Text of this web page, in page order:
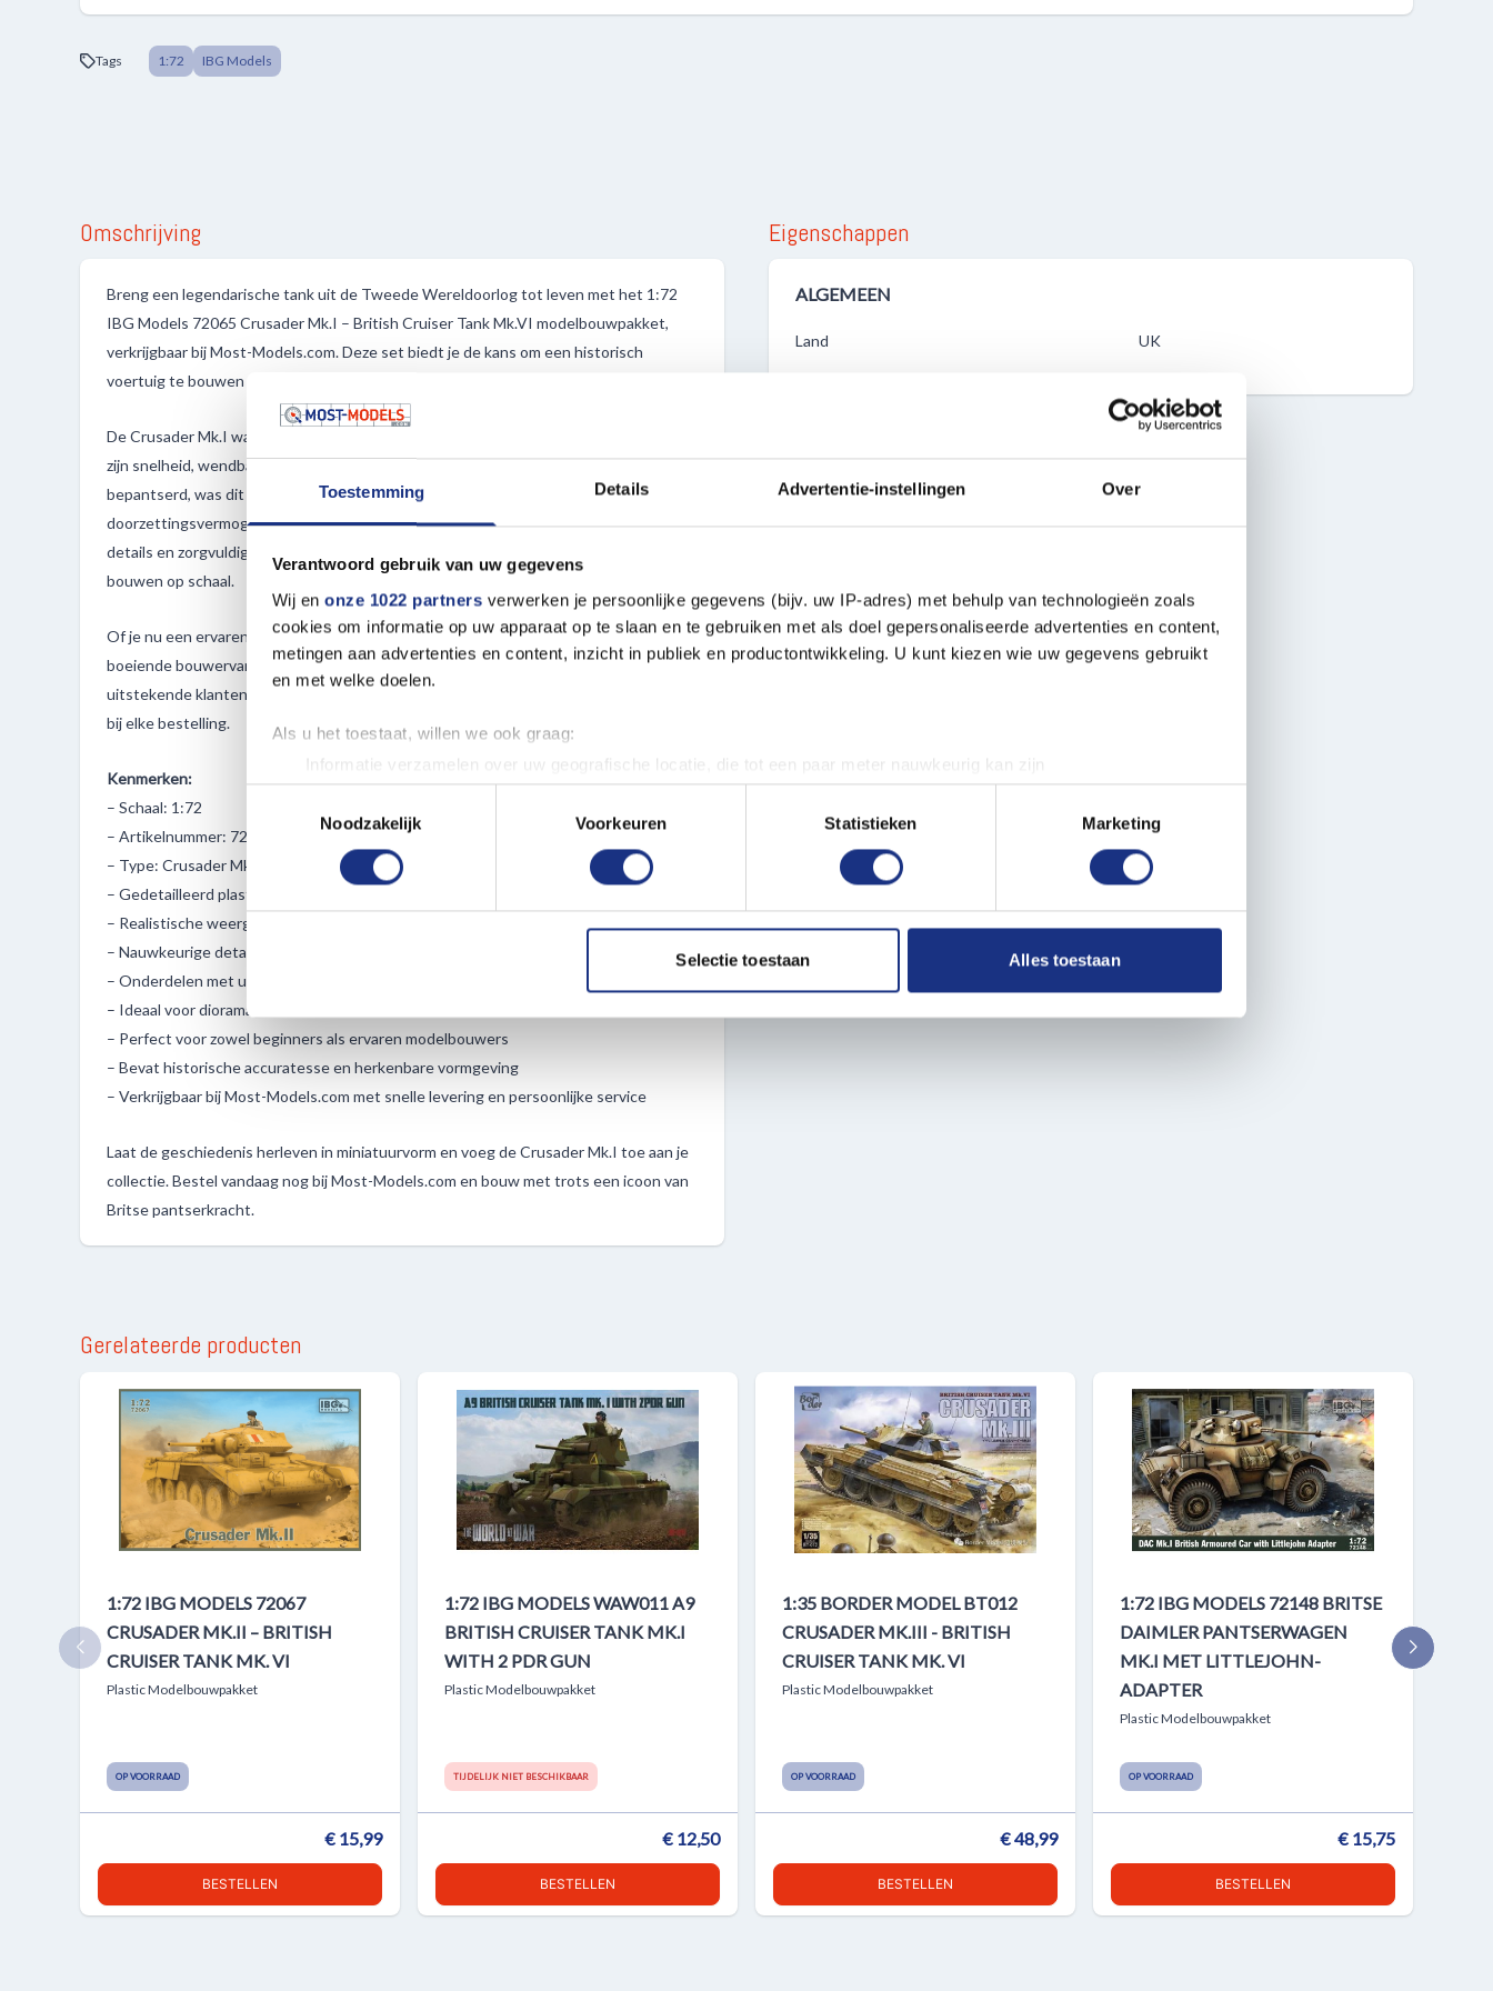
Toestemming Details Advertentie-instellingen Over
Verantwoord gebruik van uw gegevens
Wij en onze 1022 partners verwerken je persoonlijke gegevens (bijv. uw IP-adres) met behulp van technologieën zoals
cookies om informatie op uw apparaat op te slaan en te gebruiken met als doel gepersonaliseerde advertenties en content,
metingen aan advertenties en content, inzicht in publiek en productontwikkeling. U kunt kiezen wie uw gegevens gebruikt
en met welke doelen.
Als u het toestaat, willen we ook graag:
Informatie verzamelen over uw geografische locatie, die tot een paar meter nauwkeurig kan zijn
Uw apparaat identificeren door het actief te scannen op specifieke eigenschappen (fingerprinting)
Lees meer over hoe uw persoonlijke gegevens worden verwerkt en stel uw voorkeuren in het
detailgedeeltein. U kunt uw
toestemming op elk moment wijzigen of intrekken in de Cookieverklaring.
websiteverkeer te analyseren. Ook delen we informatie over uw gebruik van onze site met onze partners voor social
media, adverteren en analyse. Deze partners kunnen deze gegevens combineren met andere informatie die u aan ze heeft
Noodzakelijk
Voorkeuren Statistieken Marketing
Selectie toestaan Alles toestaan
Tags 1:72 IBG Models
Omschrijving
Breng een legendarische tank uit de Tweede Wereldoorlog tot leven met het 1:72
IBG Models 72065 Crusader Mk.I – British Cruiser Tank Mk.VI modelbouwpakket,
verkrijgbaar bij Most-Models.com. Deze set biedt je de kans om een historisch
voertuig te bouwen dat een cruciale rol speelde in de strijd in Noord-Afrika.
De Crusader Mk.I was een van de meest herkenbare Britse cruiser-tanks, bekend om
zijn snelheid, wendbaarheid en bijdrage tijdens de slag om El Alamein. Hoewel licht
bepantserd, was dit voertuig een toonbeeld van Britse innovatie en
doorzettingsvermogen. Deze modelkit legt dat erfgoed perfect vast met realistische
details en zorgvuldig vormgegeven onderdelen, zodat je een authentieke replica kunt
bouwen op schaal.
Of je nu een ervaren modelbouwer bent of net begint, de Crusader Mk.I biedt een
boeiende bouwervaring vol historische betekenis. Met de snelle levering en
uitstekende klantenservice van Most-Models.com geniet je van kwaliteit én gemak
bij elke bestelling.
Kenmerken:
– Schaal: 1:72
– Artikelnummer: 72065
– Type: Crusader Mk.I – British Cruiser Tank Mk.VI
– Gedetailleerd plastic modelbouwpakket
– Realistische weergave van het originele voertuig uit 1941
– Nauwkeurige details van de romp, toren en rupsbanden
– Onderdelen met uitstekende pasvorm en scherpe afwerking
– Ideaal voor diorama’s met Noord-Afrikaanse oorlogsscènes
– Perfect voor zowel beginners als ervaren modelbouwers
– Bevat historische accuratesse en herkenbare vormgeving
– Verkrijgbaar bij Most-Models.com met snelle levering en persoonlijke service
Laat de geschiedenis herleven in miniatuurvorm en voeg de Crusader Mk.I toe aan je
collectie. Bestel vandaag nog bij Most-Models.com en bouw met trots een icoon van
Britse pantserkracht.
Eigenschappen
ALGEMEEN
Land UK
Gerelateerde producten
1:72 IBG MODELS 72067
CRUSADER MK.II – BRITISH
CRUISER TANK MK. VI
Plastic Modelbouwpakket
OP VOORRAAD
€ 15,99
BESTELLEN
1:72 IBG MODELS WAW011 A9
BRITISH CRUISER TANK MK.I
WITH 2 PDR GUN
Plastic Modelbouwpakket
TIJDELIJK NIET BESCHIKBAAR
€ 12,50
BESTELLEN
1:35 BORDER MODEL BT012
CRUSADER MK.III - BRITISH
CRUISER TANK MK. VI
Plastic Modelbouwpakket
OP VOORRAAD
€ 48,99
BESTELLEN
1:72 IBG MODELS 72148 BRITSE
DAIMLER PANTSERWAGEN
MK.I MET LITTLEJOHN-
ADAPTER
Plastic Modelbouwpakket
OP VOORRAAD
€ 15,75
BESTELLEN